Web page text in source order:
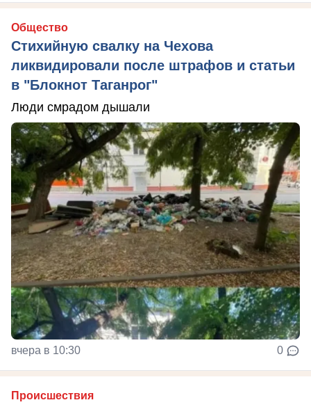
Общество
Стихийную свалку на Чехова
ликвидировали после штрафов и статьи
в "Блокнот Таганрог"
Люди смрадом дышали
вчера в 10:30 0
Происшествия